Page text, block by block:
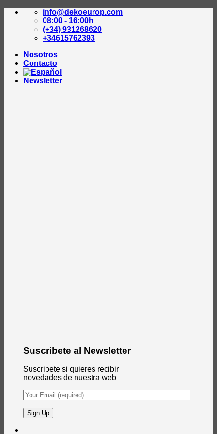
Saltar
contenido
info@dekoeurop.com
08:00 - 16:00h
(+34) 931268620
+34615762393
Nosotros
Contacto
Newsletter
Suscribete al Newsletter
Suscribete si quieres recibir
novedades de nuestra web